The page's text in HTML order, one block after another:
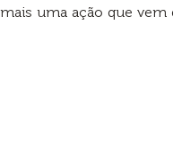
mais uma ação que